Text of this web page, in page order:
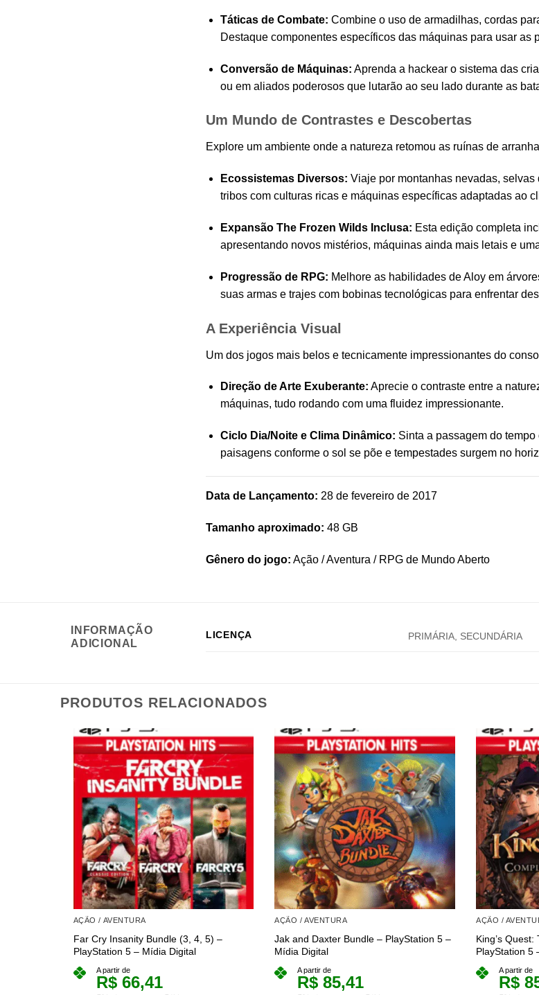
Táticas de Combate: Combine o uso de armadilhas, cordas
Destaque componentes específicos das máquinas para usar as
Conversão de Máquinas: Aprenda a hackear o sistema das
ou em aliados poderosos que lutarão ao seu lado durante as
Um Mundo de Contrastes e Descobertas
Explore um ambiente onde a natureza retomou as ruínas de
Ecossistemas Diversos: Viaje por montanhas nevadas,
tribos com culturas ricas e máquinas específicas adaptadas ao
Expansão The Frozen Wilds Inclusa: Esta edição completa
apresentando novos mistérios, máquinas ainda mais letais e
Progressão de RPG: Melhore as habilidades de Aloy em
suas armas e trajes com bobinas tecnológicas para enfrentar
A Experiência Visual
Um dos jogos mais belos e tecnicamente impressionantes do
Direção de Arte Exuberante: Aprecie o contraste entre a
máquinas, tudo rodando com uma fluidez impressionante.
Ciclo Dia/Noite e Clima Dinâmico: Sinta a passagem do
paisagens conforme o sol se põe e tempestades surgem no
Data de Lançamento: 28 de fevereiro de 2017
Tamanho aproximado: 48 GB
Gênero do jogo: Ação / Aventura / RPG de Mundo Aberto
INFORMAÇÃO
ADICIONAL
LICENÇA PRIMÁRIA, SECUNDÁRIA
PRODUTOS RELACIONADOS
AÇÃO / AVENTURA
Far Cry Insanity Bundle (3, 4, 5) –
PlayStation 5 – Mídia Digital
A partir de
R$66,41
AÇÃO / AVENTURA
Jak and Daxter Bundle – PlayStation 5 –
Mídia Digital
A partir de
R$ 85,41
AÇÃO /
King’s
PlayStation 5
A partir de
R$